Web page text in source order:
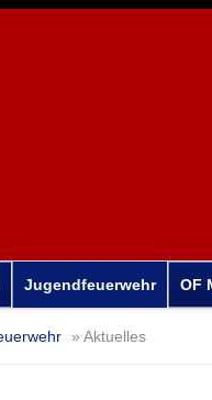
Jugendfeuerwehr OF
Aktuelles